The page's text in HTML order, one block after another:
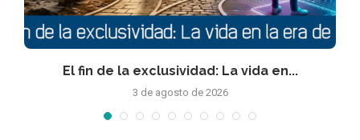
El fin de la exclusividad: La vida en...
3 de agosto de 2026